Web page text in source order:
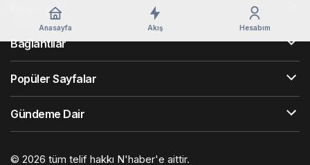
Anasayfa Akış Hesabım
Kurumsal
Bağlantılar
Popüler Sayfalar
Gündeme Dair
© 2026 tüm telif hakkı N'haber'e aittir.